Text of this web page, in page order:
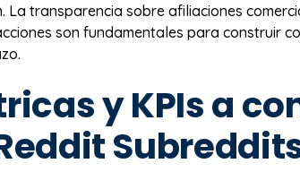
La transparencia sobre afiliaciones
son fundamentales para construir
y KPIs a